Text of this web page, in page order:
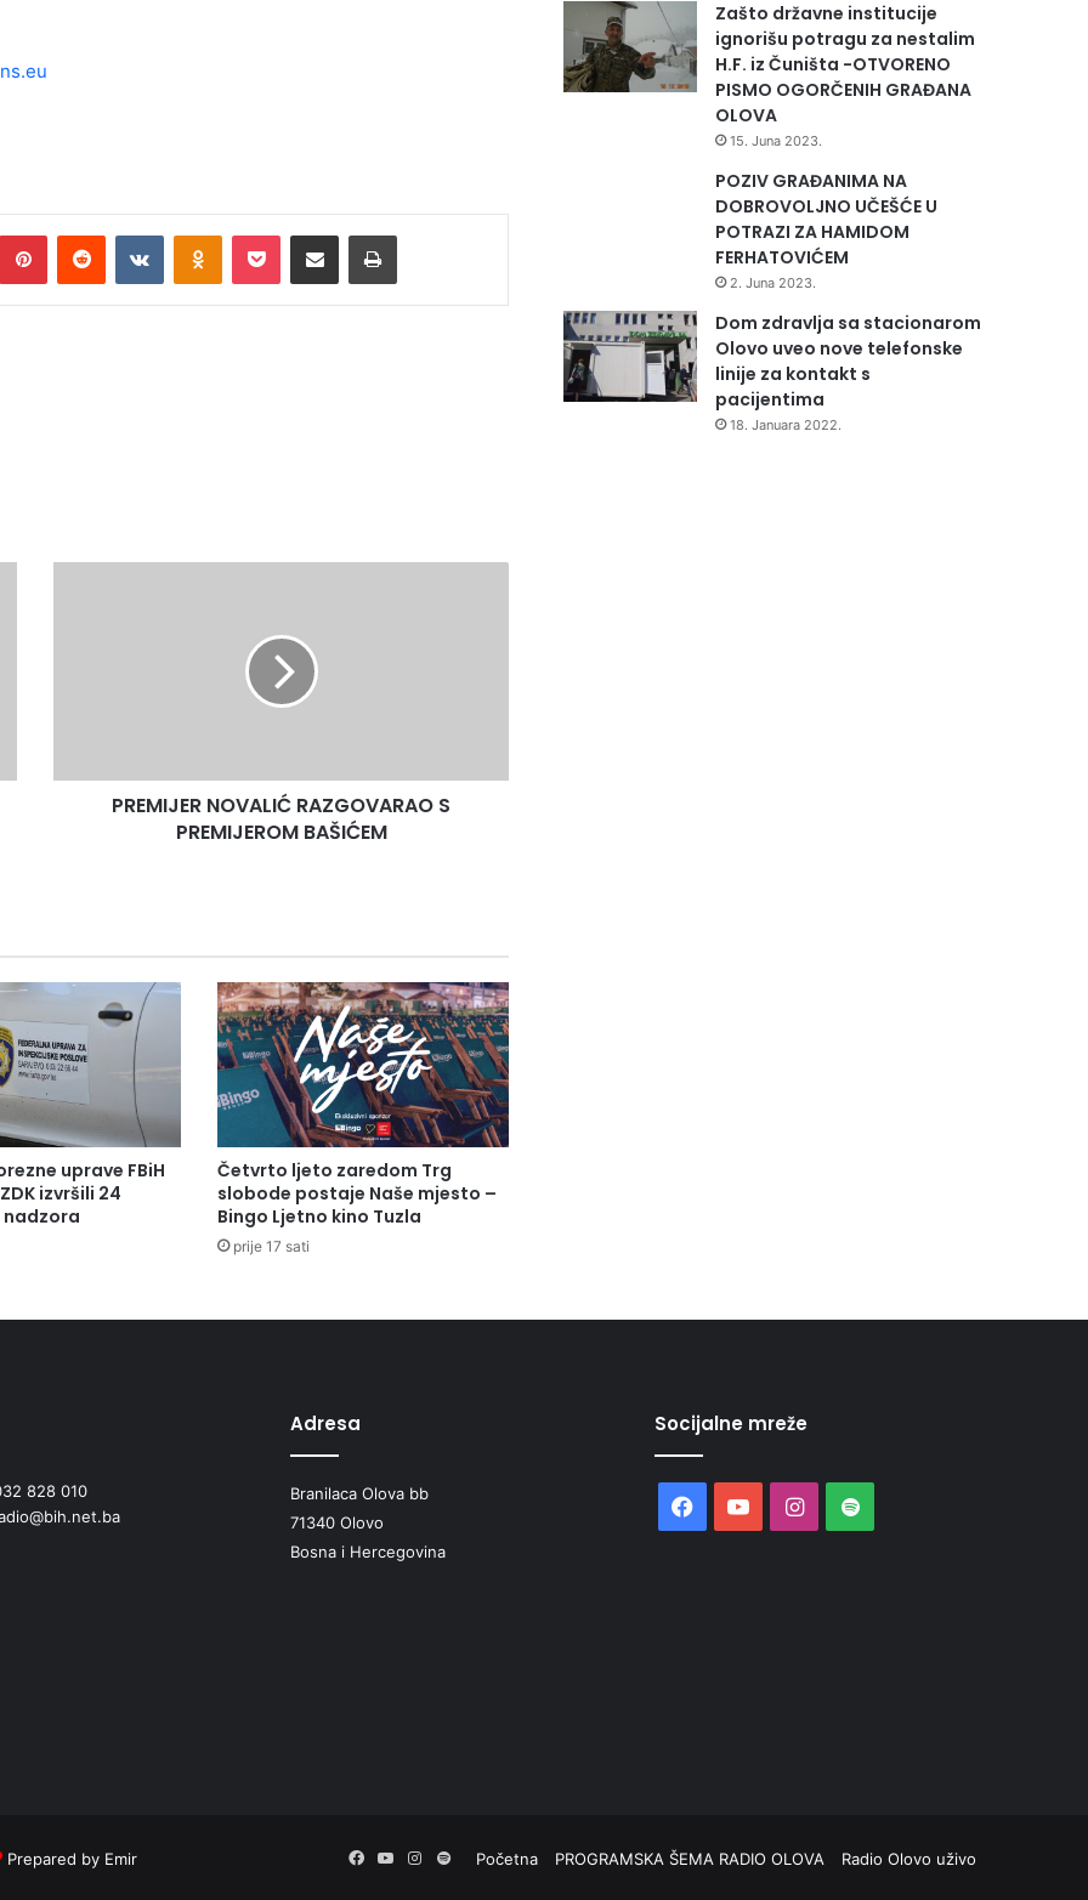
PinterestReddit VKontakteOdnoklassniki
Pocket Podijeli putem Emaila Print
PREMIJER NOVALIĆ RAZGOVARAO S
PREMIJEROM BAŠIĆEM
uprave FBiH
izvršili 24
nadzora
Četvrto ljeto zaredom Trg
slobode postaje Naše mjesto –
Bingo Ljetno kino Tuzla
prije 17 sati
Zašto državne institucije
ignorišu potragu za nestalim
H.F. iz Čuništa -OTVORENO
PISMO OGORČENIH GRAĐANA
OLOVA
15. Juna 2023.
POZIV GRAĐANIMA NA
DOBROVOLJNO UČEŠĆE U
POTRAZI ZA HAMIDOM
FERHATOVIĆEM
2. Juna 2023.
Dom zdravlja sa stacionarom
Olovo uveo nove telefonske
linije za kontakt s
pacijentima
18. Januara 2022.
828 010
Adresa
Branilaca Olova bb
71340 Olovo
Bosna i Hercegovina
Socijalne mreže
Facebook
YouTubeInstagram
Spotify
Prepared by Emir Početna PROGRAMSKA ŠEMA RADIO OLOVA Radio Olovo uživo
Facebook
YouTubeInstagram
Spotify